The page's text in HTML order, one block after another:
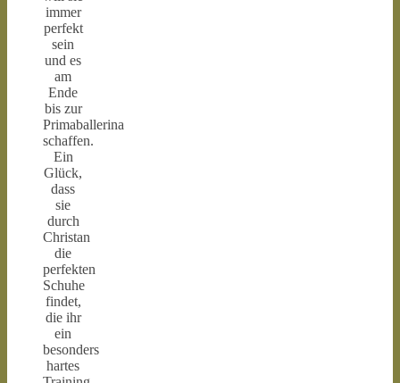
immer
perfekt
sein
und es
am
Ende
bis zur
Primaballerina
schaffen.
Ein
Glück,
dass
sie
durch
Christan
die
perfekten
Schuhe
findet,
die ihr
ein
besonders
hartes